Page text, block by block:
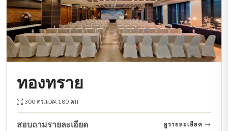
ทองทราย
300 ตร.ม. 180 คน
สอบถามรายละเอียด ดูรายละเอียด